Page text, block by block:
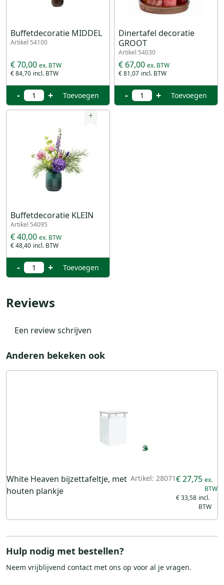
Buffetdecoratie MIDDEL
Artikel 54100
€ 84,70
€ 70,00
- + Toevoegen
Dinertafel decoratie
GROOT
Artikel 54030
€ 81,07
€ 67,00
- + Toevoegen
+
Buffetdecoratie KLEIN
Artikel 54095
€ 48,40
€ 40,00
- + Toevoegen
Reviews
Een review schrijven
Anderen bekeken ook
White Heaven bijzettafeltje, met
houten plankje
Artikel: 28071
€ 33,58
€ 27,75
Hulp nodig met bestellen?
Neem vrijblijvend contact met ons op voor al je vragen.